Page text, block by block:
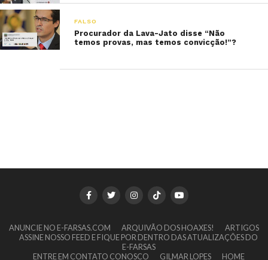
FALSO
Procurador da Lava-Jato disse “Não
temos provas, mas temos convicção!”?
ANUNCIE NO E-FARSAS.COM ARQUIVÃO DOS HOAXES!
ARTIGOS
ASSINE NOSSO FEED E FIQUE POR DENTRO DAS ATUALIZAÇÕES DO
E-FARSAS
ENTRE EM CONTATO CONOSCO
GILMAR LOPES HOME